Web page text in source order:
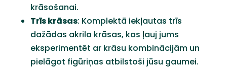
krāsošanai.
Trīs krāsas: Komplektā iekļautas trīs
dažādas akrila krāsas, kas ļauj jums
eksperimentēt ar krāsu kombinācijām un
pielāgot figūriņas atbilstoši jūsu gaumei.